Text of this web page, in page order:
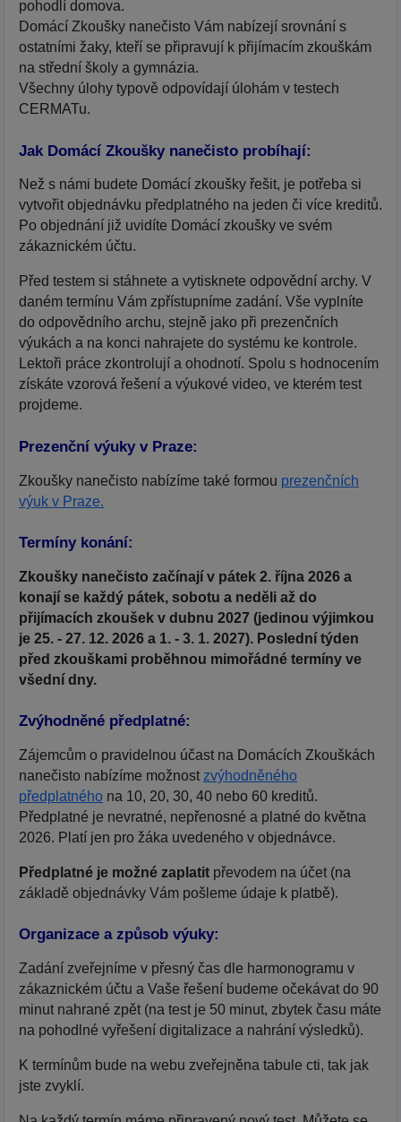
pohodlí domova.
Domácí Zkoušky nanečisto Vám nabízejí srovnání s
ostatními žaky, kteří se připravují k přijímacím zkouškám
na střední školy a gymnázia.
Všechny úlohy typově odpovídají úlohám v testech
CERMATu.
Jak Domácí Zkoušky nanečisto probíhají:
Než s námi budete Domácí zkoušky řešit, je potřeba si
vytvořit objednávku předplatného na jeden či více kreditů.
Po objednání již uvidíte Domácí zkoušky ve svém
zákaznickém účtu.
Před testem si stáhnete a vytisknete odpovědní archy. V
daném termínu Vám zpřístupníme zadání. Vše vyplníte
do odpovědního archu, stejně jako při prezenčních
výukách a na konci nahrajete do systému ke kontrole.
Lektoři práce zkontrolují a ohodnotí. Spolu s hodnocením
získáte vzorová řešení a výukové video, ve kterém test
projdeme.
Prezenční výuky v Praze:
Zkoušky nanečisto nabízíme také formou prezenčních
výuk v Praze.
Termíny konání:
Zkoušky nanečisto začínají v pátek 2. října 2026 a
konají se každý pátek, sobotu a neděli až do
přijímacích zkoušek v dubnu 2027 (jedinou výjimkou
je 25. - 27. 12. 2026 a 1. - 3. 1. 2027). Poslední týden
před zkouškami proběhnou mimořádné termíny ve
všední dny.
Zvýhodněné předplatné:
Zájemcům o pravidelnou účast na Domácích Zkouškách
nanečisto nabízíme možnost zvýhodněného
předplatného na 10, 20, 30, 40 nebo 60 kreditů.
Předplatné je nevratné, nepřenosné a platné do května
2026. Platí jen pro žáka uvedeného v objednávce.
Předplatné je možné zaplatit převodem na účet (na
základě objednávky Vám pošleme údaje k platbě).
Organizace a způsob výuky:
Zadání zveřejníme v přesný čas dle harmonogramu v
zákaznickém účtu a Vaše řešení budeme očekávat do 90
minut nahrané zpět (na test je 50 minut, zbytek času máte
na pohodlné vyřešení digitalizace a nahrání výsledků).
K termínům bude na webu zveřejněna tabule cti, tak jak
jste zvyklí.